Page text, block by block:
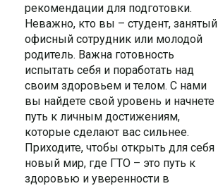
рекомендации для подготовки.
Неважно, кто вы – студент, занятый
офисный сотрудник или молодой
родитель. Важна готовность
испытать себя и поработать над
своим здоровьем и телом. С нами
вы найдете свой уровень и начнете
путь к личным достижениям,
которые сделают вас сильнее.
Приходите, чтобы открыть для себя
новый мир, где ГТО – это путь к
здоровью и уверенности в